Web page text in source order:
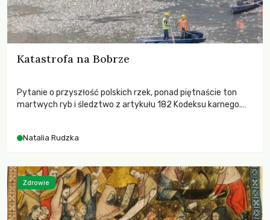
Katastrofa na Bobrze
Pytanie o przyszłość polskich rzek, ponad piętnaście ton
martwych ryb i śledztwo z artykułu 182 Kodeksu karnego.
zdarzeń prowadzących do biologicznej śmierci rzeki.
Natalia Rudzka
Zdrowie